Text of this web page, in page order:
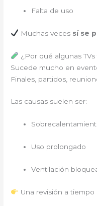
Falta de uso
Muchas veces sí se
¿Por qué algunas
Sucede mucho en
Finales, partidos,
Las causas suelen ser:
Uso prolongado
Ventilación
Una revisión a tiempo